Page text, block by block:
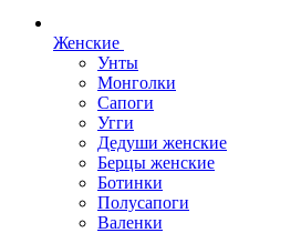
Женские
Унты
Монголки
Сапоги
Угги
Дедуши женские
Берцы женские
Ботинки
Полусапоги
Валенки